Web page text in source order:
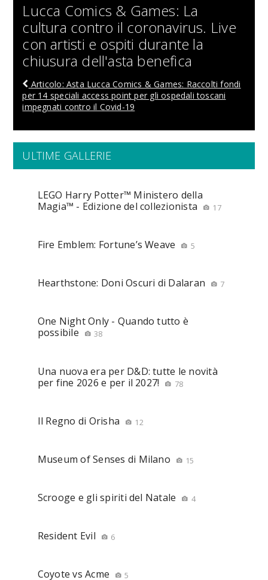
Lucca Comics & Games: La
cultura contro il coronavirus. Live
con artisti e ospiti durante la
chiusura dell'asta benefica
Articolo: Asta Lucca Comics & Games: Raccolti fondi
per 14 speciali access point per gli ospedali toscani
impegnati contro il Covid-19
ULTIME GALLERIE
LEGO Harry Potter™ Ministero della
Magia™ - Edizione del collezionista
17
Fire Emblem: Fortune’s Weave 5
Hearthstone: Doni Oscuri di Dalaran 7
One Night Only - Quando tutto è
possibile
38
Una nuova era per D&D: tutte le novità
per fine 2026 e per il 2027!
78
Il Regno di Orisha 12
Museum of Senses di Milano 15
Scrooge e gli spiriti del Natale 4
Resident Evil 6
Coyote vs Acme 5